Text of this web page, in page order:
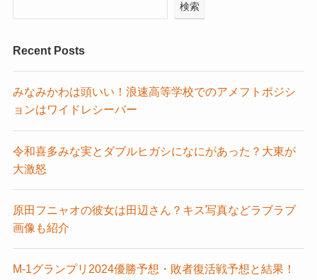
検索
Recent Posts
みなみかわは頭いい！浪速高等学校でのアメフトポジシ
ョンはワイドレシーバー
令和喜多みな実とダブルヒガシになにがあった？大東が
大激怒
原田フニャオの彼女は田辺さん？キス写真などラブラブ
画像も紹介
M-1グランプリ2024優勝予想・敗者復活戦予想と結果！